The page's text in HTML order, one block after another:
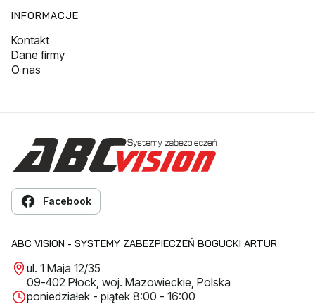
INFORMACJE
Kontakt
Dane firmy
O nas
Facebook
ABC VISION - SYSTEMY ZABEZPIECZEŃ BOGUCKI ARTUR
ul. 1 Maja 12/35
09-402 Płock, woj. Mazowieckie, Polska
poniedziałek - piątek 8:00 - 16:00